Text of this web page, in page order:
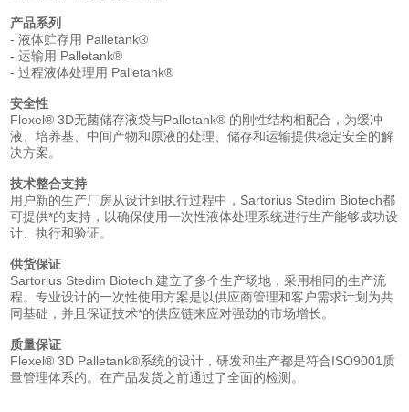
产品系列
- 液体贮存用 Palletank®
- 运输用 Palletank®
- 过程液体处理用 Palletank®
安全性
Flexel® 3D无菌储存液袋与Palletank® 的刚性结构相配合，为缓冲
液、培养基、中间产物和原液的处理、储存和运输提供稳定安全的解
决方案。
技术整合支持
用户新的生产厂房从设计到执行过程中，Sartorius Stedim Biotech都
可提供*的支持，以确保使用一次性液体处理系统进行生产能够成功设
计、执行和验证。
供货保证
Sartorius Stedim Biotech 建立了多个生产场地，采用相同的生产流
程。专业设计的一次性使用方案是以供应商管理和客户需求计划为共
同基础，并且保证技术*的供应链来应对强劲的市场增长。
质量保证
Flexel® 3D Palletank®系统的设计，研发和生产都是符合ISO9001质
量管理体系的。在产品发货之前通过了全面的检测。